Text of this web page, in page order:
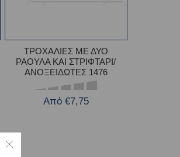
ΤΡΟΧΑΛΙΕΣ ΜΕ ΔΥΟ
ΡΑΟΥΛΑ ΚΑΙ ΣΤΡΙΦΤΑΡΙ/
ΑΝΟΞΕΙΔΩΤΕΣ 1476
Από €7,75